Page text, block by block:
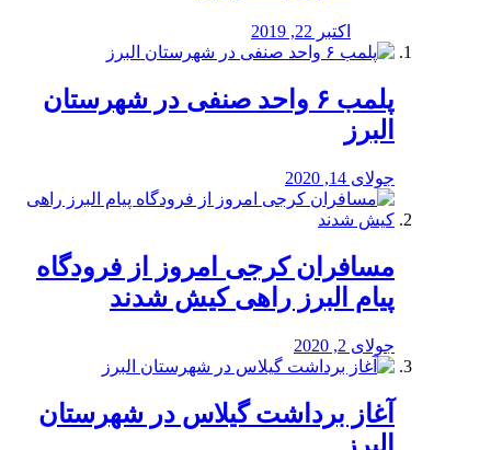
اکتبر 22, 2019
پلمب ۶ واحد صنفی در شهرستان
البرز
جولای 14, 2020
مسافران کرجی امروز از فرودگاه
پیام البرز راهی کیش شدند
جولای 2, 2020
آغاز برداشت گیلاس در شهرستان
البرز